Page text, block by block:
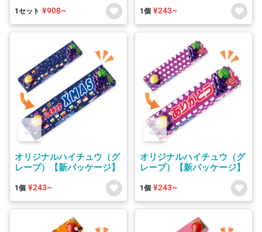
1セット ¥908~ 1個 ¥243~
オリジナルハイチュウ（グ
レープ）【新パッケージ】
1個 ¥243~
オリジナルハイチュウ（グ
レープ）【新パッケージ】
1個 ¥243~